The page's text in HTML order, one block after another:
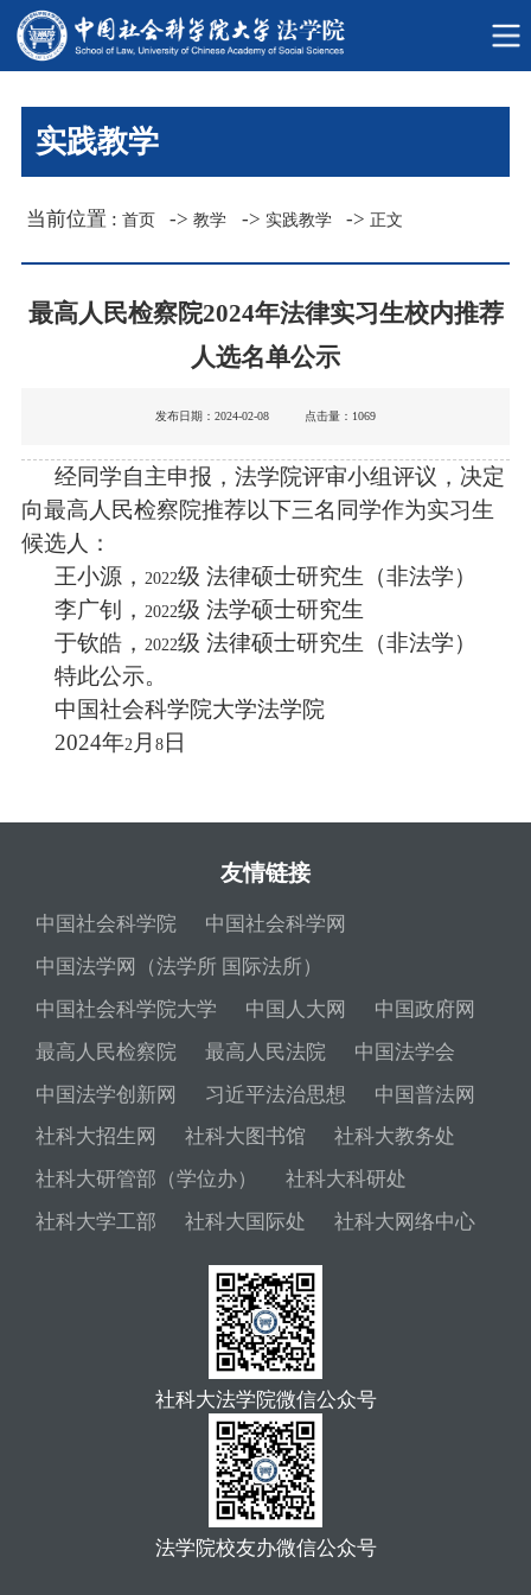
实践教学
当前位置 :首页 ->教学 -> 实践教学 ->正文
最高人民检察院2024年法律实习生校内推荐
人选名单公示
发布日期：2024-02-08 点击量： 1069
经同学自主申报，法学院评审小组评议，决定
向最高人民检察院推荐以下三名同学作为实习生
候选人：
王小源， 2022级 法律硕士研究生（非法学）
李广钊， 2022级 法学硕士研究生
于钦皓， 2022级 法律硕士研究生（非法学）
特此公示。
中国社会科学院大学法学院
2024年2 月 8日
友情链接
中国社会科学院
中国社会科学网
中国法学网（法学所 国际法所）
中国社会科学院大学
中国人大网
中国政府网
最高人民检察院
最高人民法院
中国法学会
中国法学创新网
习近平法治思想
中国普法网
社科大招生网
社科大图书馆
社科大教务处
社科大研管部（学位办）
社科大科研处
社科大学工部
社科大国际处 社科大网络中心
社科大法学院微信公众号
法学院校友办微信公众号